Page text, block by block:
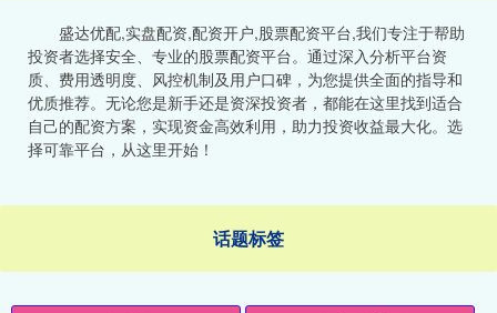
盛达优配,实盘配资,配资开户,股票配资平台,我们专注于帮助
投资者选择安全、专业的股票配资平台。通过深入分析平台资
质、费用透明度、风控机制及用户口碑，为您提供全面的指导和
优质推荐。无论您是新手还是资深投资者，都能在这里找到适合
自己的配资方案，实现资金高效利用，助力投资收益最大化。选
择可靠平台，从这里开始！
话题标签